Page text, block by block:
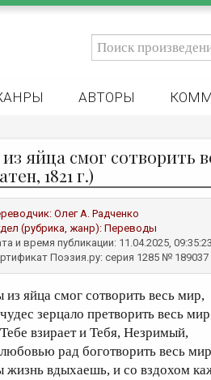
АВТОРЫ
яйца смог сотворить
1821 г.)
Олег А. Радченко
(рубрика, жанр):Переводы
и время публикации: 11.04.2025, 09:35:23
Поэзия.ру: серия 1285 № 189037
из яйца смог сотворить весь мир,
зерцало претворить весь
взирает и Тебя, Незримый,
рад боготворить весь
жизнь вдыхаешь, и со вздохом